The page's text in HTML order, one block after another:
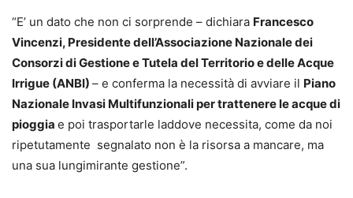
“E’ un dato che non ci sorprende – dichiara Francesco
Vincenzi, Presidente dell’Associazione Nazionale dei
Consorzi di Gestione e Tutela del Territorio e delle Acque
Irrigue (ANBI) – e conferma la necessità di avviare il Piano
Nazionale Invasi Multifunzionali per trattenere le acque di
pioggia e poi trasportarle laddove necessita, come da noi
ripetutamente segnalato non è la risorsa a mancare, ma
una sua lungimirante gestione”.